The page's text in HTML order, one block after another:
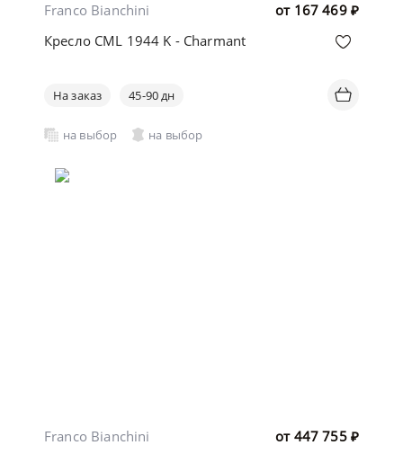
от 167 469 ₽
Franco Bianchini
Кресло CML 1944 K - Charmant
На заказ 45-90 дн
на выбор на выбор
от 447 755 ₽
Franco Bianchini